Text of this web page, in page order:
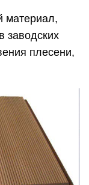
материал,
заводских
плесени,